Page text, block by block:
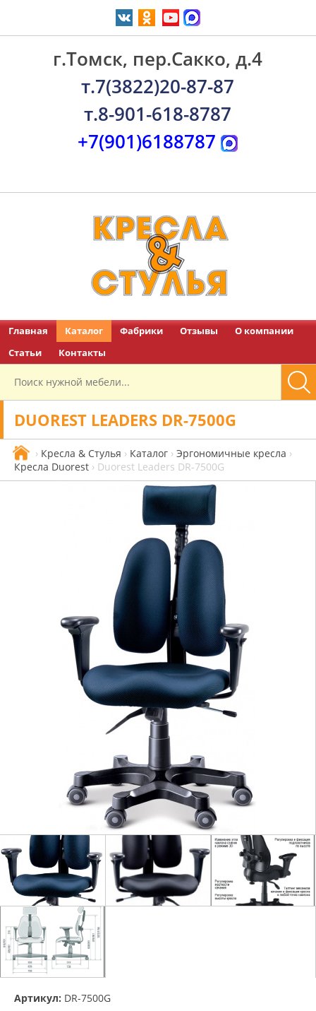
г.Томск, пер.Сакко, д.4
т.7(3822)20-87-87
т.8-901-618-8787
+7(901)6188787
Главная Каталог Фабрики Отзывы
О компании
Статьи
Контакты
DUOREST LEADERS DR-7500G
› Кресла & Стулья › Каталог › Эргономичные кресла ›
Кресла Duorest › Duorest Leaders DR-7500G
Артикул: DR-7500G